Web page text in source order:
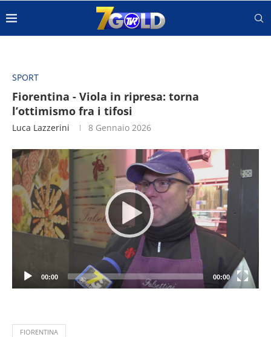
SPORT
Fiorentina - Viola in ripresa: torna
l’ottimismo fra i tifosi
Luca Lazzerini 8 Gennaio 2026
Video
Player
00:00 00:00
FIORENTINA